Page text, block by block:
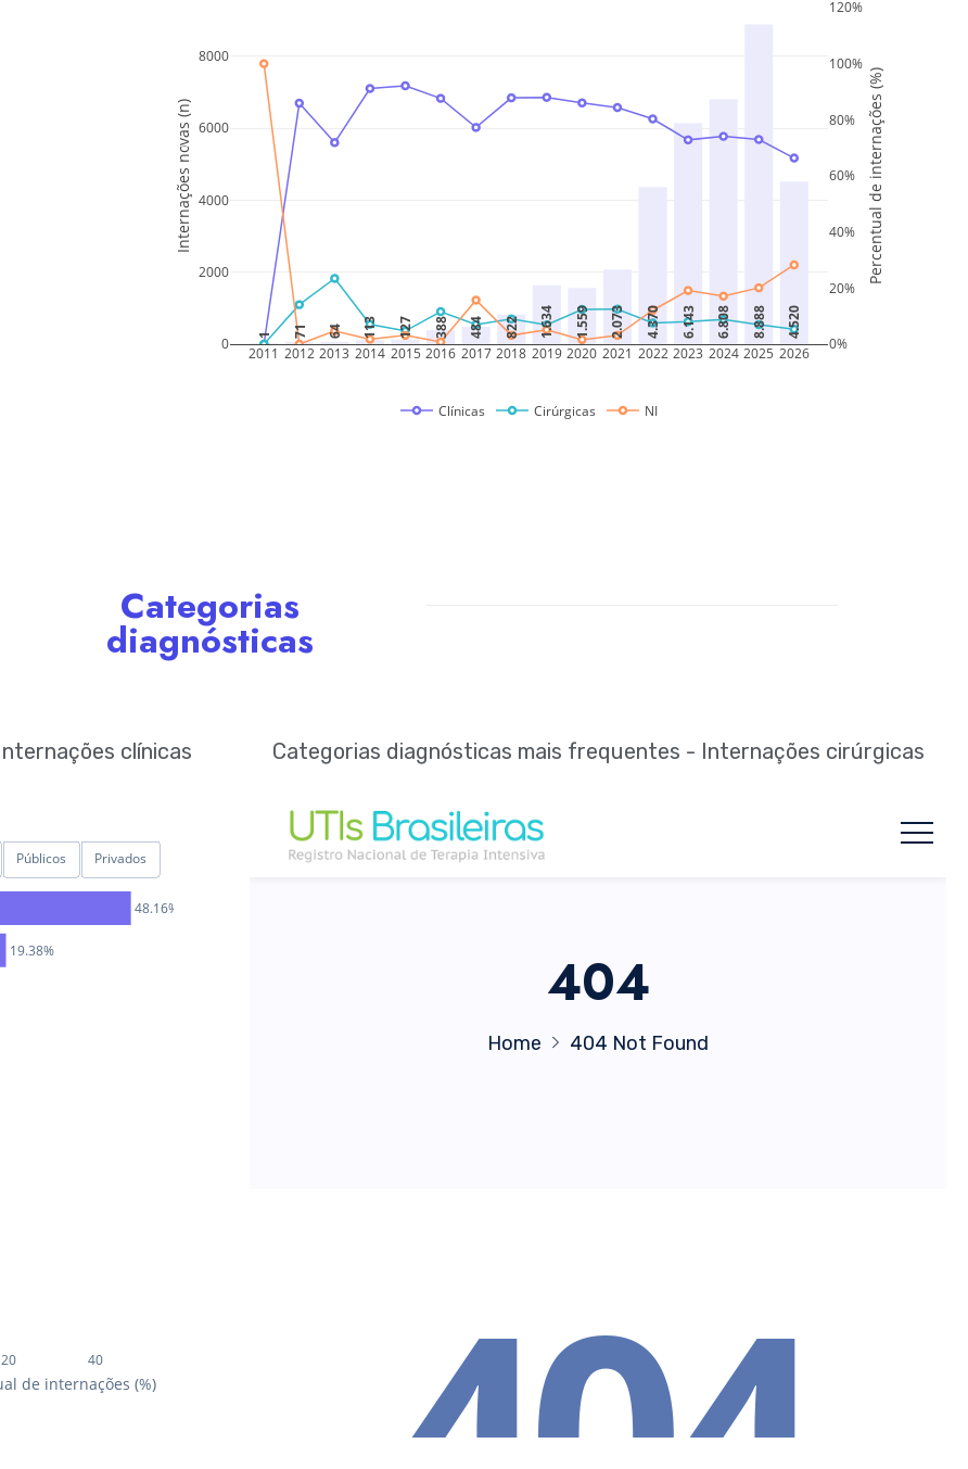
Categorias
diagnósticas
clínicas Categorias diagnósticas mais frequentes - Internações cirúrgicas